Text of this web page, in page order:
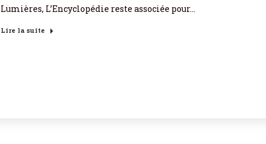
Lumières, L’Encyclopédie reste associée pour…
Lire la suite